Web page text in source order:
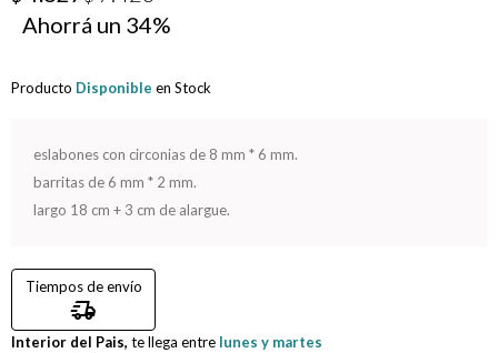
34
Producto Disponible en Stock
eslabones con circonias de 8 mm * 6 mm.
barritas de 6 mm * 2 mm.
largo 18 cm + 3 cm de alargue.
Tiempos de envío
delivery_truck_speed
Interior del Pais, te llega entre lunes y martes
Día del Padre
Graduación
Nacimiento
San Valentín
Día del niño